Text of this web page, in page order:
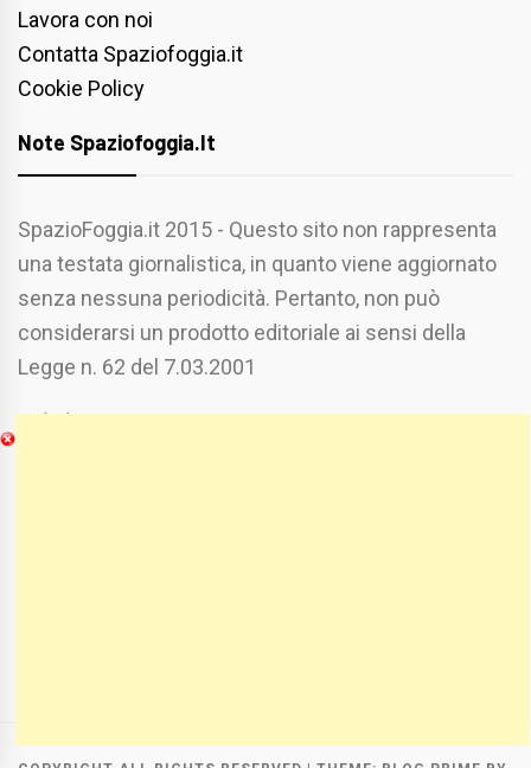
Lavora con noi
Contatta Spaziofoggia.it
Cookie Policy
Note Spaziofoggia.it
SpazioFoggia.it 2015 - Questo sito non rappresenta
una testata giornalistica, in quanto viene aggiornato
senza nessuna periodicità. Pertanto, non può
considerarsi un prodotto editoriale ai sensi della
Legge n. 62 del 7.03.2001
Chi Siamo